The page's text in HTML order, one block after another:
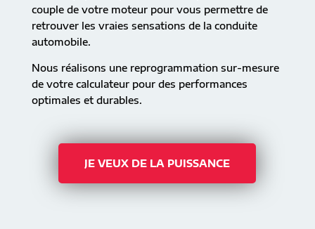
couple de votre moteur pour vous permettre de
retrouver les vraies sensations de la conduite
automobile.
Nous réalisons une reprogrammation sur-mesure
de votre calculateur pour des performances
optimales et durables.
JE VEUX DE LA PUISSANCE